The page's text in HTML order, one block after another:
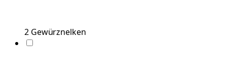
2 Gewürznelken